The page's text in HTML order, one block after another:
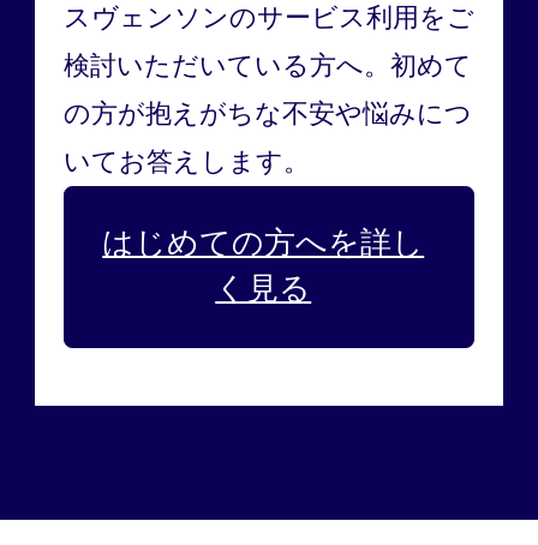
スヴェンソンのサービス利用をご
検討いただいている方へ。 初めて
の方が抱えがちな不安や悩みにつ
いてお答えします。
はじめての方へを詳し
く見る